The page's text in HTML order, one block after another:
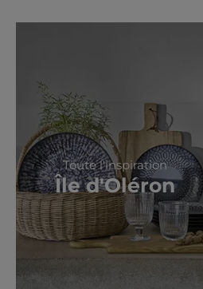
Toute l'inspiration
Île d'Oléron